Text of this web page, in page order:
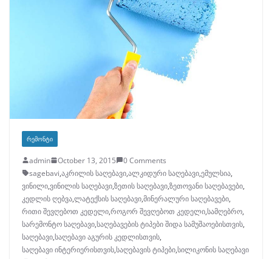
ᲠᲔᲛᲝᲜᲢᲘ
admin October 13, 2015
0 Comments
sagebavi,აკრილის საღებავი,ალკიდური საღებავი,ემულსია,
ვინილი,ვინილის საღებავი,ზეთის საღებავი,ზეთოვანი საღებავები,
კედლის ღებვა,ლატექსის საღებავი,მინერალური საღებავები,
რითი შევღებოთ კედელი,როგორ შევღებოთ კედელი,სამღებრო,
სარემონტო საღებავი,საღებავების ტიპები შიდა სამუშაოებისთვის,
საღებავი,საღებავი აგურის კედლისთვის,
საღებავი ინტერიერისთვის,საღებავის ტიპები,სილიკონის საღებავი